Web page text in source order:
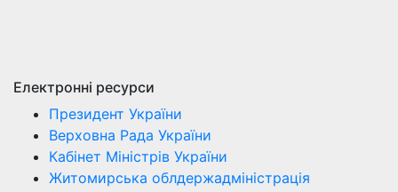
Електронні ресурси
Президент України
Верховна Рада України
Кабінет Міністрів України
Житомирська облдержадміністрація